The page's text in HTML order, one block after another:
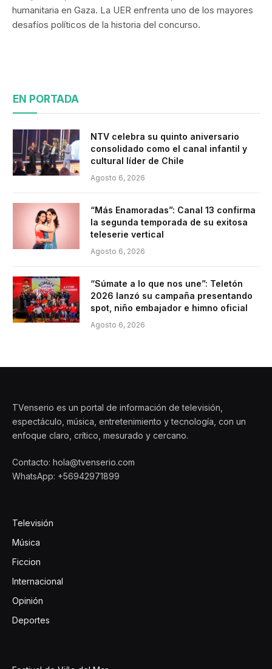
humanitaria en Gaza. La UER enfrenta uno de los mayores
desafíos políticos de la historia del concurso.
EN PORTADA
NTV celebra su quinto aniversario
consolidado como el canal infantil y
cultural líder de Chile
Agosto 6, 2026
“Más Enamoradas”: Canal 13 confirma
la segunda temporada de su exitosa
teleserie vertical
Agosto 6, 2026
“Súmate a lo que nos une”: Teletón
2026 lanzó su campaña presentando
spot, niño embajador e himno oficial
Agosto 6, 2026
TVenserio es un portal de información de televisión,
espectáculo, música, entretenimiento y tecnología, con un
enfoque claro, crítico, mesurado y cercano.
Contacto: hola@tvenserio.com
WhatsApp: +56942971899
Televisión
Música
Ficcion
Internacional
Opinión
Deportes